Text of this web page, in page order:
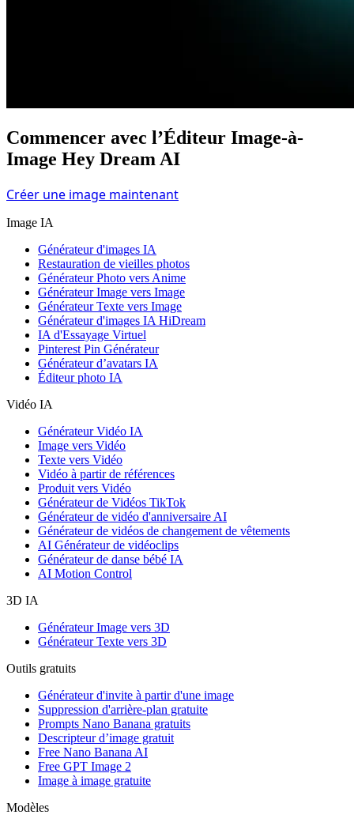
Commencer avec l’Éditeur Image-à-
Image Hey Dream AI
Créer une image maintenant
Image IA
Générateur d'images IA
Restauration de vieilles photos
Générateur Photo vers Anime
Générateur Image vers Image
Générateur Texte vers Image
Générateur d'images IA HiDream
IA d'Essayage Virtuel
Pinterest Pin Générateur
Générateur d’avatars IA
Éditeur photo IA
Vidéo IA
Générateur Vidéo IA
Image vers Vidéo
Texte vers Vidéo
Vidéo à partir de références
Produit vers Vidéo
Générateur de Vidéos TikTok
Générateur de vidéo d'anniversaire AI
Générateur de vidéos de changement de vêtements
AI Générateur de vidéoclips
Générateur de danse bébé IA
AI Motion Control
3D IA
Générateur Image vers 3D
Générateur Texte vers 3D
Outils gratuits
Générateur d'invite à partir d'une image
Suppression d'arrière-plan gratuite
Prompts Nano Banana gratuits
Descripteur d’image gratuit
Free Nano Banana AI
Free GPT Image 2
Image à image gratuite
Modèles